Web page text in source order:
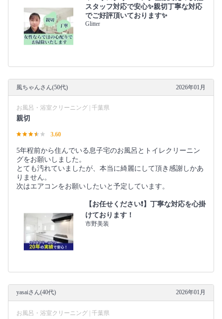
スタッフ対応で安心✨親切丁寧な対応
でご好評頂いております✨
Glitter
風ちゃんさん(50代) 2026年01月
お風呂・浴室クリーニング | 千葉県
親切
3.60
5年程前から住んでいる息子宅のお風呂とトイレクリーニン
グをお願いしました。
とても汚れていましたが、本当に綺麗にして頂き感謝しかあ
りません。
次はエアコンをお願いしたいと予定しています。
【お任せください❗️】丁寧な対応を心掛
けております！
市野美装
yasaiさん(40代) 2026年01月
お風呂・浴室クリーニング | 千葉県